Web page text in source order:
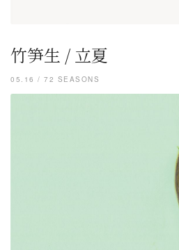
竹笋生 / 立夏
05.16 / 72 SEASONS